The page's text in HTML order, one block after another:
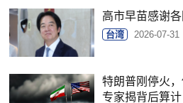
高市早苗感谢
台湾 2026-07-31
特朗普刚停火
专家揭背后算计